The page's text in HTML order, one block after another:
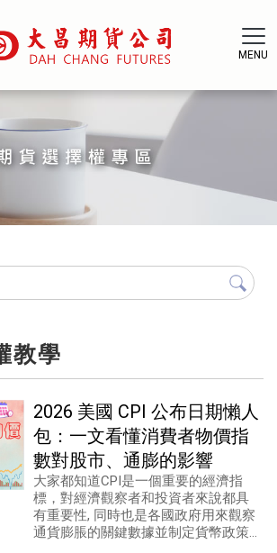
教學
2026 美國 CPI 公布日期懶人
包：一文看懂消費者物價指
數對股市、通膨的影響
大家都知道CPI是一個重要的經濟指
標，對經濟觀察者和投資者來說都具
有重要性, 同時也是各國政府用來觀察
通貨膨脹的關鍵數據並制定貨幣政策